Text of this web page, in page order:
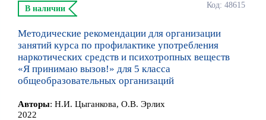
Код: 48615
В наличии
Методические рекомендации для организации
занятий курса по профилактике употребления
наркотических средств и психотропных веществ
«Я принимаю вызов!» для 5 класса
общеобразовательных организаций
Авторы: Н.И. Цыганкова, О.В. Эрлих
2022